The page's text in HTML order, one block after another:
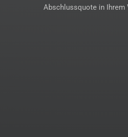
Abschlussquote in Ihrem